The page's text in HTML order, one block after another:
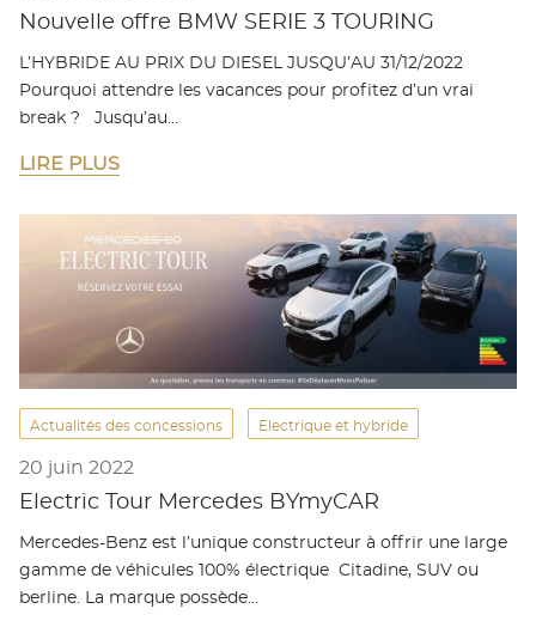
Nouvelle offre BMW SERIE 3 TOURING
L’HYBRIDE AU PRIX DU DIESEL JUSQU’AU 31/12/2022
Pourquoi attendre les vacances pour profitez d’un vrai
break ? Jusqu’au…
LIRE PLUS
Actualités des concessions Electrique et hybride
20 juin 2022
Electric Tour Mercedes BYmyCAR
Mercedes-Benz est l’unique constructeur à offrir une large
gamme de véhicules 100% électrique Citadine, SUV ou
berline. La marque possède…